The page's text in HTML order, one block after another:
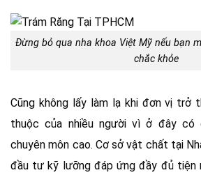
Đừng bỏ qua nha khoa Việt Mỹ nếu bạn
chắc khỏe
Cũng không lấy làm lạ khi đơn vị trở
thuộc của nhiều người vì ở đây có
chuyên môn cao. Cơ sở vật chất tại
đầu tư kỹ lưỡng đáp ứng đầy đủ tiện